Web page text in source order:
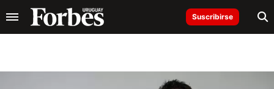
Suscribirse